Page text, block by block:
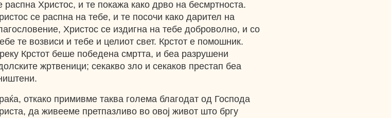
распна Христос, и те покажа како дрво на бесмртноста.
се распна на тебе, и те посочи како дарител на
Христос се издигна на тебе доброволно, и со
те возвиси и тебе и целиот свет. Крстот е помошник.
Крстот беше победена смртта, и беа разрушени
жртвеници; секакво зло и секаков престап беа
откако примивме таква голема благодат од Господа
да живееме претпазливо во овој живот што бргу